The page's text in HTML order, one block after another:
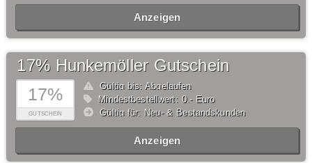
Anzeigen
17%
GUTSCHEIN
17% Hunkemöller Gutschein
Gültig bis: Abgelaufen
Mindestbestellwert: 0,- Euro
Gültig für: Neu- & Bestandskunden
Anzeigen